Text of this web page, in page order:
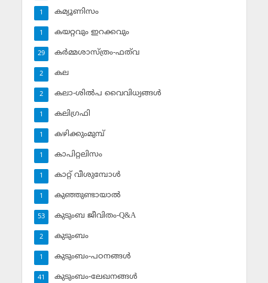
കമ്യൂണിസം
1
കയറ്റവും ഇറക്കവും
1
കര്‍മ്മശാസ്ത്രം-ഫത്‌വ
29
കല
2
കലാ-ശില്‍പ വൈവിധ്യങ്ങള്‍
2
കലിഗ്രഫി
1
കഴിക്കുംമുമ്പ്
1
കാപിറ്റലിസം
1
കാറ്റ് വീശുമ്പോള്‍
1
കുഞ്ഞുണ്ടായാല്‍
1
കുടുംബ ജീവിതം-Q&A
53
കുടുംബം
2
കുടുംബം-പഠനങ്ങള്‍
1
കുടുംബം-ലേഖനങ്ങള്‍
41